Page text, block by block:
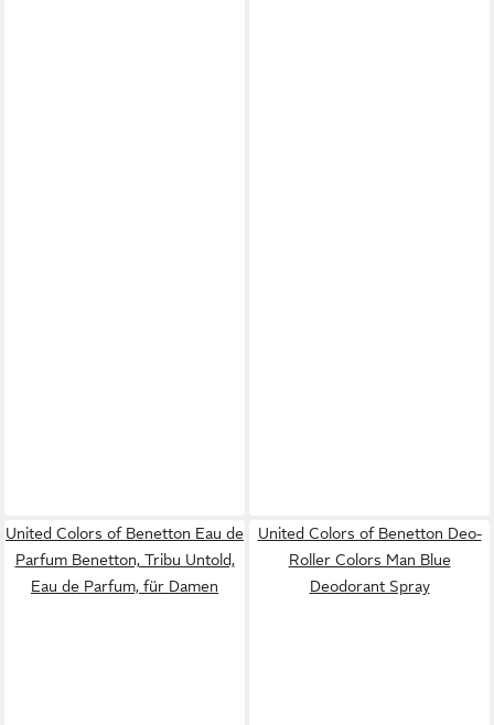
United Colors of Benetton Eau de
Parfum Benetton, Tribu Untold,
Eau de Parfum, für Damen
United Colors of Benetton Deo-
Roller Colors Man Blue
Deodorant Spray